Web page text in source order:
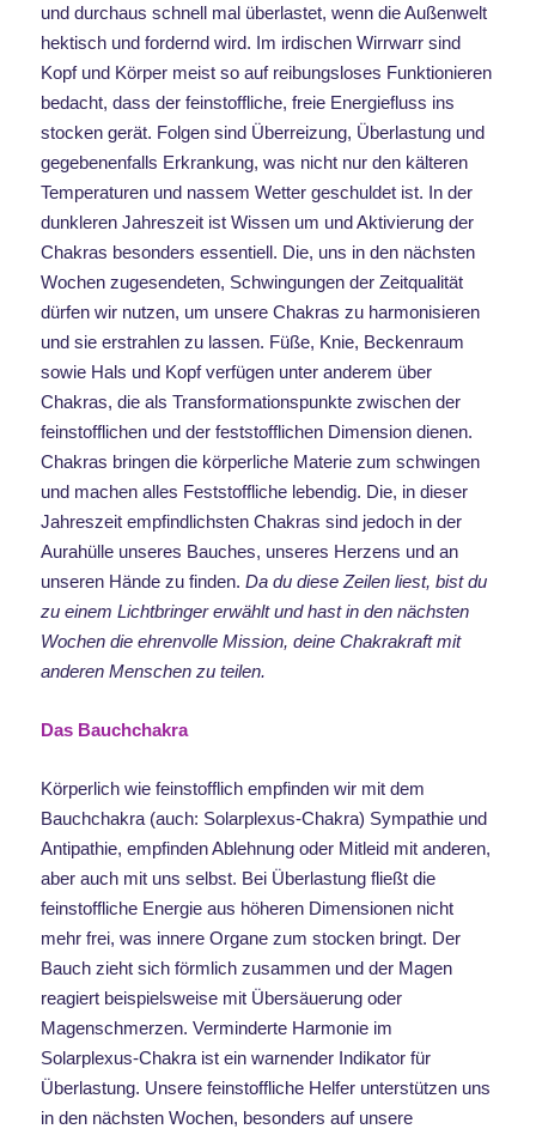
und durchaus schnell mal überlastet, wenn die Außenwelt
hektisch und fordernd wird. Im irdischen Wirrwarr sind
Kopf und Körper meist so auf reibungsloses Funktionieren
bedacht, dass der feinstoffliche, freie Energiefluss ins
stocken gerät. Folgen sind Überreizung, Überlastung und
gegebenenfalls Erkrankung, was nicht nur den kälteren
Temperaturen und nassem Wetter geschuldet ist. In der
dunkleren Jahreszeit ist Wissen um und Aktivierung der
Chakras besonders essentiell. Die, uns in den nächsten
Wochen zugesendeten, Schwingungen der Zeitqualität
dürfen wir nutzen, um unsere Chakras zu harmonisieren
und sie erstrahlen zu lassen. Füße, Knie, Beckenraum
sowie Hals und Kopf verfügen unter anderem über
Chakras, die als Transformationspunkte zwischen der
feinstofflichen und der feststofflichen Dimension dienen.
Chakras bringen die körperliche Materie zum schwingen
und machen alles Feststoffliche lebendig. Die, in dieser
Jahreszeit empfindlichsten Chakras sind jedoch in der
Aurahülle unseres Bauches, unseres Herzens und an
unseren Hände zu finden.Da du diese Zeilen liest, bist du
zu einem Lichtbringer erwählt und hast in den nächsten
Wochen die ehrenvolle Mission, deine Chakrakraft mit
anderen Menschen zu teilen.
Das Bauchchakra
Körperlich wie feinstofflich empfinden wir mit dem
Bauchchakra (auch: Solarplexus-Chakra) Sympathie und
Antipathie, empfinden Ablehnung oder Mitleid mit anderen,
aber auch mit uns selbst. Bei Überlastung fließt die
feinstoffliche Energie aus höheren Dimensionen nicht
mehr frei, was innere Organe zum stocken bringt. Der
Bauch zieht sich förmlich zusammen und der Magen
reagiert beispielsweise mit Übersäuerung oder
Magenschmerzen. Verminderte Harmonie im
Solarplexus-Chakra ist ein warnender Indikator für
Überlastung. Unsere feinstoffliche Helfer unterstützen uns
in den nächsten Wochen, besonders auf unsere